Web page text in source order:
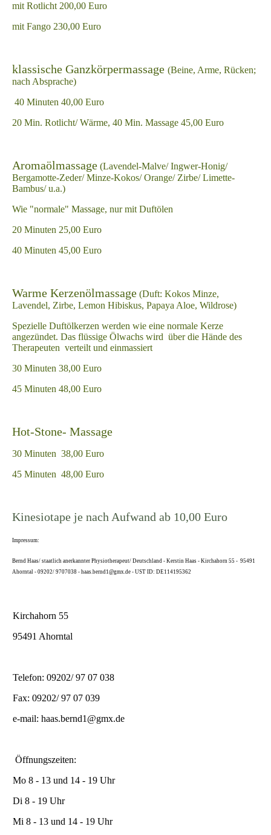
mit Rotlicht 200,00 Euro
mit Fango 230,00 Euro
klassische Ganzkörpermassage (Beine, Arme, Rücken;
nach Absprache)
40 Minuten 40,00 Euro
20 Min. Rotlicht/ Wärme, 40 Min. Massage 45,00 Euro
Aromaölmassage (Lavendel-Malve/ Ingwer-Honig/
Bergamotte-Zeder/ Minze-Kokos/ Orange/ Zirbe/ Limette-
Bambus/ u.a.)
Wie "normale" Massage, nur mit Duftölen
20 Minuten 25,00 Euro
40 Minuten 45,00 Euro
Warme Kerzenölmassage (Duft: Kokos Minze,
Lavendel, Zirbe, Lemon Hibiskus, Papaya Aloe, Wildrose)
Spezielle Duftölkerzen werden wie eine normale Kerze
angezündet. Das flüssige Ölwachs wird über die Hände des
Therapeuten verteilt und einmassiert
30 Minuten 38,00 Euro
45 Minuten 48,00 Euro
Hot-Stone- Massage
30 Minuten 38,00 Euro
45 Minuten 48,00 Euro
Kinesiotape je nach Aufwand ab 10,00 Euro
Impressum:
Bernd Haas/ staatlich anerkannter Physiotherapeut/ Deutschland - Kerstin Haas - Kirchahorn 55 - 95491
Ahorntal - 09202/ 9707038 - haas.bernd1@gmx.de - UST ID: DE114195362
Kirchahorn 55
95491 Ahorntal
Telefon: 09202/ 97 07 038
Fax: 09202/ 97 07 039
e-mail: haas.bernd1@gmx.de
Öffnungszeiten:
Mo 8 - 13 und 14 - 19 Uhr
Di 8 - 19 Uhr
Mi 8 - 13 und 14 - 19 Uhr